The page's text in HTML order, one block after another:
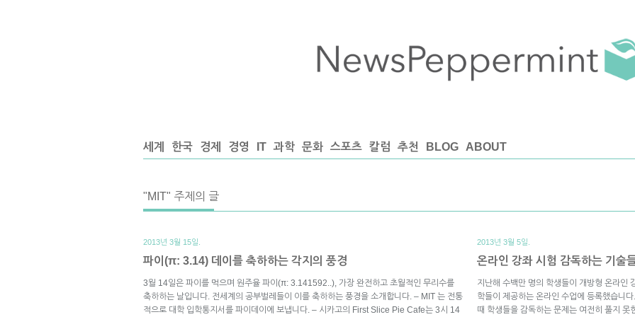
세계 한국 경제 경영 IT 과학 문화 스포츠 칼럼 추천 BLOG ABOUT
"MIT" 주제의 글
2013년 3월 15일.
파이(π: 3.14) 데이를 축하하는 각지의 풍경
3월 14일은 파이를 먹으며 원주율 파이(π: 3.141592..), 가장 완전하고 초월적인 무리수를
축하하는 날입니다. 전세계의 공부벌레들이 이를 축하하는 풍경을 소개합니다. – MIT 는 전통
적으로 대학 입학통지서를 파이데이에 보냅니다. – 시카고의 First Slice Pie Cafe는 3시 14
2013년 3월 5일.
온라인 강좌 시험 감독하는 기술
지난해 수백만 명의 학생들이 개방형 온라
학들이 제공하는 온라인 수업에 등록했습니
때 학생들을 감독하는 문제는 여전히 풀지